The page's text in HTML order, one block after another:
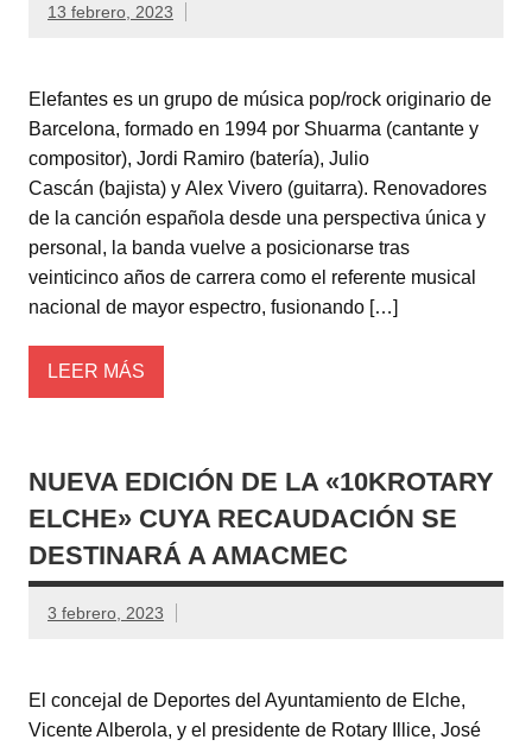
13 febrero, 2023
Elefantes es un grupo de música pop/rock originario de
Barcelona, formado en 1994 por Shuarma (cantante y
compositor), Jordi Ramiro (batería), Julio
Cascán (bajista) y Alex Vivero (guitarra). Renovadores
de la canción española desde una perspectiva única y
personal, la banda vuelve a posicionarse tras
veinticinco años de carrera como el referente musical
nacional de mayor espectro, fusionando […]
LEER MÁS
NUEVA EDICIÓN DE LA «10KROTARY
ELCHE» CUYA RECAUDACIÓN SE
DESTINARÁ A AMACMEC
3 febrero, 2023
El concejal de Deportes del Ayuntamiento de Elche,
Vicente Alberola, y el presidente de Rotary Illice, José